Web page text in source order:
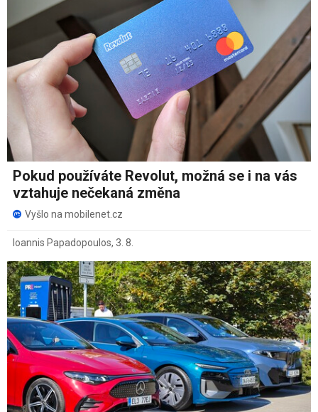
Pokud používáte Revolut, možná se i na vás
vztahuje nečekaná změna
Vyšlo na mobilenet.cz
Ioannis Papadopoulos, 3. 8.